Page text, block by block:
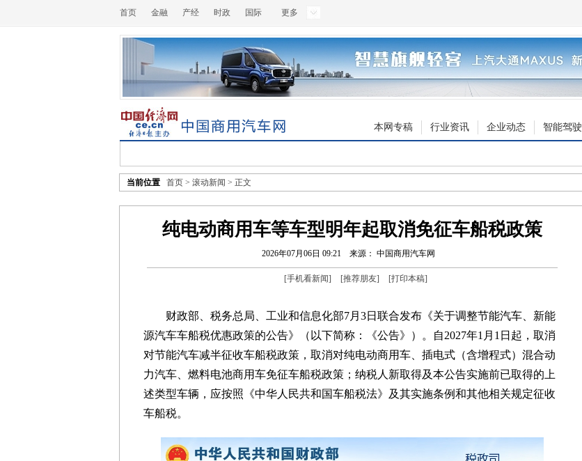
首页 金融 产经 时政 国际 更多
智能驾驶
企业动态
行业资讯
本网专稿
当前位置 首页 > 滚动新闻 > 正文
纯电动商用车等车型明年起取消免征车船税政策
2026年07月06日 09:21 来源： 中国商用汽车网
[手机看新闻] [推荐朋友] [打印本稿]
财政部、税务总局、工业和信息化部7月3日联合发布《关于调整节能汽车、新能
源汽车车船税优惠政策的公告》（以下简称：《公告》）。自2027年1月1日起，取消
对节能汽车减半征收车船税政策，取消对纯电动商用车、插电式（含增程式）混合动
力汽车、燃料电池商用车免征车船税政策；纳税人新取得及本公告实施前已取得的上
述类型车辆，应按照《中华人民共和国车船税法》及其实施条例和其他相关规定征收
车船税。